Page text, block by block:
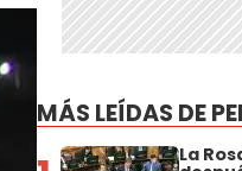
MÁS LEÍDAS DE
La